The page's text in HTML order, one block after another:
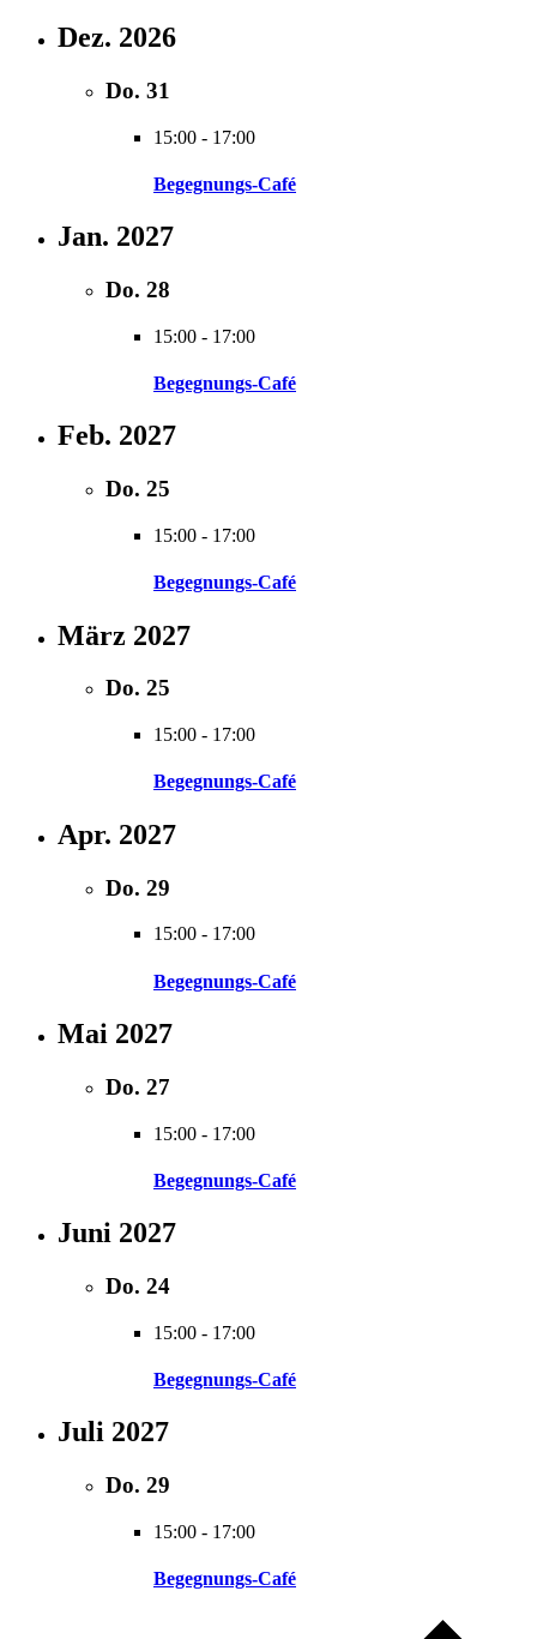
Dez. 2026
Do. 31
15:00 - 17:00
Begegnungs-Café
Jan. 2027
Do. 28
15:00 - 17:00
Begegnungs-Café
Feb. 2027
Do. 25
15:00 - 17:00
Begegnungs-Café
März 2027
Do. 25
15:00 - 17:00
Begegnungs-Café
Apr. 2027
Do. 29
15:00 - 17:00
Begegnungs-Café
Mai 2027
Do. 27
15:00 - 17:00
Begegnungs-Café
Juni 2027
Do. 24
15:00 - 17:00
Begegnungs-Café
Juli 2027
Do. 29
15:00 - 17:00
Begegnungs-Café